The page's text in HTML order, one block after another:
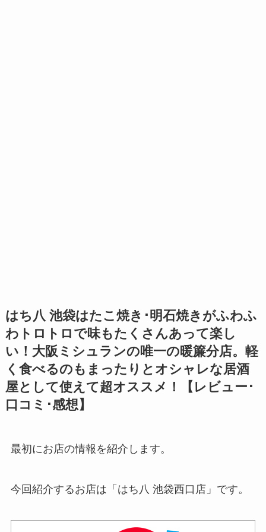
はち八 池袋はたこ焼き･明石焼きがふわふ
わトロトロで味もたくさんあって楽し
い！大阪ミシュランの唯一の暖簾分店。軽
く食べるのもまったりとオシャレな居酒
屋として使えて超オススメ！【レビュー･
口コミ･感想】
最初にお店の情報を紹介します。
今回紹介するお店は「 はち八 池袋西口店」です。